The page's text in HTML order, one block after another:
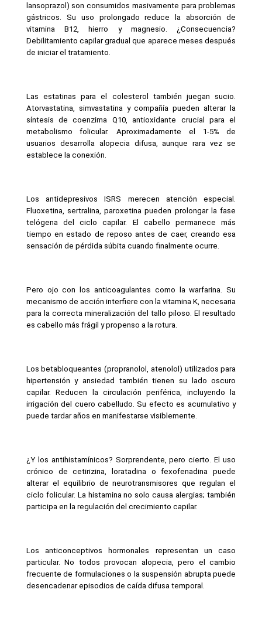
lansoprazol) son consumidos masivamente para problemas
gástricos. Su uso prolongado reduce la absorción de
vitamina B12, hierro y magnesio. ¿Consecuencia?
Debilitamiento capilar gradual que aparece meses después
de iniciar el tratamiento.
Las estatinas para el colesterol también juegan sucio.
Atorvastatina, simvastatina y compañía pueden alterar la
síntesis de coenzima Q10, antioxidante crucial para el
metabolismo folicular. Aproximadamente el 1-5% de
usuarios desarrolla alopecia difusa, aunque rara vez se
establece la conexión.
Los antidepresivos ISRS merecen atención especial.
Fluoxetina, sertralina, paroxetina pueden prolongar la fase
telógena del ciclo capilar. El cabello permanece más
tiempo en estado de reposo antes de caer, creando esa
sensación de pérdida súbita cuando finalmente ocurre.
Pero ojo con los anticoagulantes como la warfarina. Su
mecanismo de acción interfiere con la vitamina K, necesaria
para la correcta mineralización del tallo piloso. El resultado
es cabello más frágil y propenso a la rotura.
Los betabloqueantes (propranolol, atenolol) utilizados para
hipertensión y ansiedad también tienen su lado oscuro
capilar. Reducen la circulación periférica, incluyendo la
irrigación del cuero cabelludo. Su efecto es acumulativo y
puede tardar años en manifestarse visiblemente.
¿Y los antihistamínicos? Sorprendente, pero cierto. El uso
crónico de cetirizina, loratadina o fexofenadina puede
alterar el equilibrio de neurotransmisores que regulan el
ciclo folicular. La histamina no solo causa alergias; también
participa en la regulación del crecimiento capilar.
Los anticonceptivos hormonales representan un caso
particular. No todos provocan alopecia, pero el cambio
frecuente de formulaciones o la suspensión abrupta puede
desencadenar episodios de caída difusa temporal.